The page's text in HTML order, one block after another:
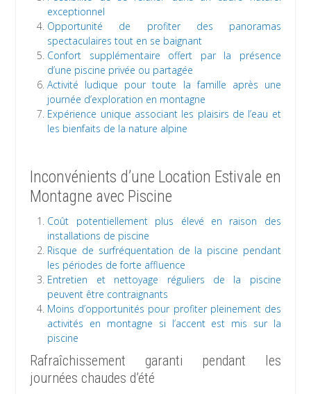
exceptionnel
Opportunité de profiter des panoramas
spectaculaires tout en se baignant
Confort supplémentaire offert par la présence
d’une piscine privée ou partagée
Activité ludique pour toute la famille après une
journée d’exploration en montagne
Expérience unique associant les plaisirs de l’eau et
les bienfaits de la nature alpine
Inconvénients d’une Location Estivale en
Montagne avec Piscine
Coût potentiellement plus élevé en raison des
installations de piscine
Risque de surfréquentation de la piscine pendant
les périodes de forte affluence
Entretien et nettoyage réguliers de la piscine
peuvent être contraignants
Moins d’opportunités pour profiter pleinement des
activités en montagne si l’accent est mis sur la
piscine
Rafraîchissement garanti pendant les
journées chaudes d’été